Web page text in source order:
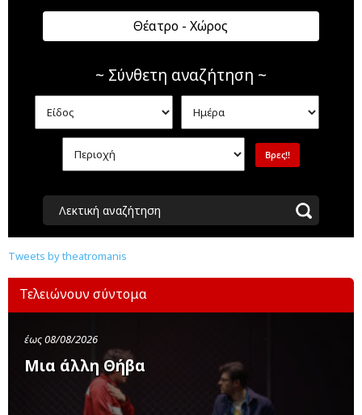
Θέατρο - Χώρος
~ Σύνθετη αναζήτηση ~
Λεκτική αναζήτηση
Tweets by theatromanis
Τελειώνουν σύντομα
έως 08/08/2026
Μια άλλη Θήβα